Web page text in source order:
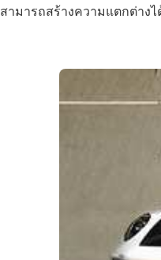
สามารถสร้างความแตกต่าง